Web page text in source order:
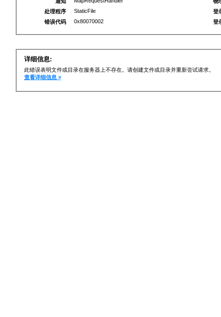
处理程序
StaticFile
错误代码
0x80070002
登
登
详细信息:
此错误表明文件或目录在服务器上不存在。请创建文件或目录并重新尝试请求。
查看详细信息 »